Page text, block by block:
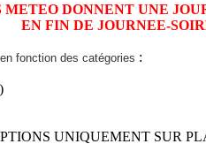
DONNENT UNE
EN FIN DE JOURNEE-
en fonction des catégories :
UNIQUEMENT SUR